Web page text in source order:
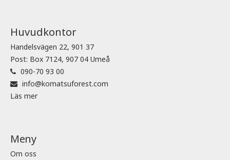
Huvudkontor
Handelsvägen 22, 901 37
Post: Box 7124, 907 04 Umeå
090-70 93 00
info@komatsuforest.com
Läs mer
Meny
Om oss